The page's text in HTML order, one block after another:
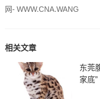
网- WWW.CNA.WANG
相关文章
东莞
家底”